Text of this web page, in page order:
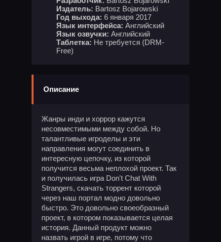
Издатель: Bartosz Bojarowski
Год выхода: 6 января 2017
Язык интерфейса: Английский
Язык озвучки: Английский
Таблетка: Не требуется (DRM-
Free)
Описание
Жанры инди и хоррор кажутся
несовместимыми между собой. Но
талантливые игроделы и эти
направления могут соединить в
интересную цепочку, из которой
получится весьма неплохой проект. Так
и получилась игра Don't Chat With
Strangers, скачать торрент которой
через наш портал модно довольно
быстро. Это довольно своеобразный
проект, в котором показывается целая
история. Данный продукт можно
назвать игрой в игре, потому что